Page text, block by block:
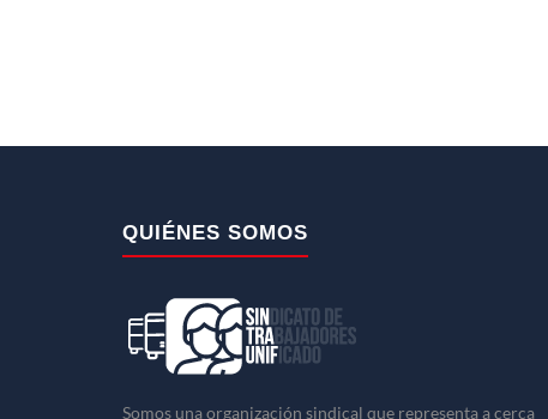
QUIÉNES SOMOS
Somos una organización sindical que representa a cerca